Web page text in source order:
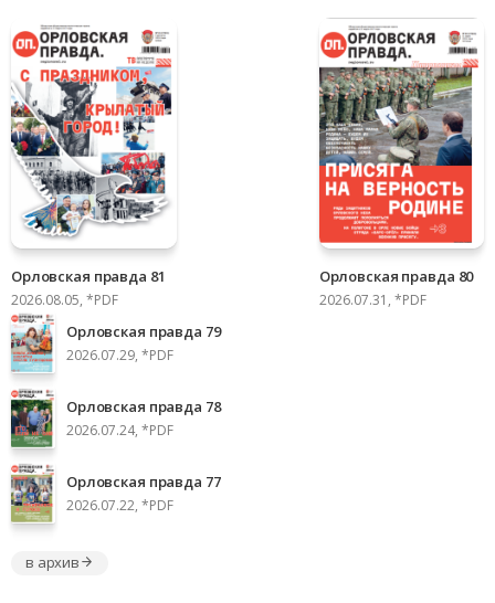
Орловская правда 81
2026.08.05, *PDF
Орловская правда 80
2026.07.31, *PDF
Орловская правда 79
2026.07.29, *PDF
Орловская правда 78
2026.07.24, *PDF
Орловская правда 77
2026.07.22, *PDF
в архив